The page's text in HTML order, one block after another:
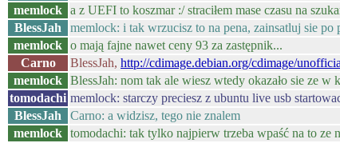
memlock a z UEFI to koszmar :/ straciłem mase czasu na
BlessJah
memlock: i tak wrzucisz to na pena, zainsatluj sie po
memlock o mają fajne nawet ceny 93 za zastępnik...
Carno
BlessJah, http://cdimage.debian.org/cdimage/
memlock BlessJah: nom tak ale wiesz wtedy okazało sie ze
tomodachi memlock: starczy preciesz z ubuntu live usb
BlessJah
Carno: a widzisz, tego nie znalem
memlock tomodachi: tak tylko najpierw trzeba wpaść na to ze